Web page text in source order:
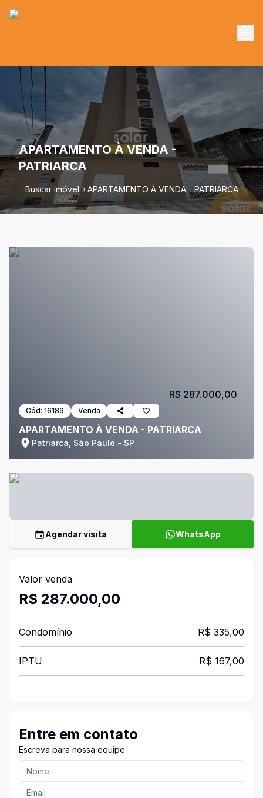
APARTAMENTO À VENDA -
PATRIARCA
Buscar imóvel APARTAMENTO À VENDA - PATRIARCA
Cód: 16189 Venda
APARTAMENTO À VENDA - PATRIARCA
Patriarca, São Paulo - SP
R$ 287.000,00
Agendar visita WhatsApp
Valor venda
R$ 287.000,00
Condomínio R$ 335,00
IPTU R$ 167,00
Entre em contato
Escreva para nossa equipe